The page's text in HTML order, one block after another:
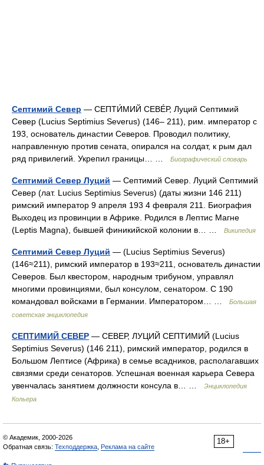
Септимий Север — СЕПТИ́МИЙ СЕВÉР, Луций Септимий
Север (Lucius Septimius Severus) (146– 211), рим. император с
193, основатель династии Северов. Проводил политику,
направленную против сената, опирался на солдат, к рым дал
ряд привилегий. Укрепил границы… …
Биографический словарь
Септимий Север Луций — Септимий Север. Луций Септимий
Север (лат. Lucius Septimius Severus) (даты жизни 146 211)
римский император 9 апреля 193 4 февраля 211. Биография
Выходец из провинции в Африке. Родился в Лептис Магне
(Leptis Magna), бывшей финикийской колонии в… …
Википедия
Септимий Север Луций — (Lucius Septimius Severus)
(146≈211), римский император в 193≈211, основатель династии
Северов. Был квестором, народным трибуном, управлял
многими провинциями, был консулом, сенатором. С 190
командовал войсками в Германии. Императором… …
Большая
советская энциклопедия
СЕПТИМИЙ СЕВЕР — СЕВЕР, ЛУЦИЙ СЕПТИМИЙ (Lucius
Septimius Severus) (146 211), римский император, родился в
Большом Лептисе (Африка) в семье всадников, располагавших
связями среди сенаторов. Успешная военная карьера Севера
увенчалась занятием должности консула в… …
Энциклопедия
Кольера
18+
© Академик, 2000-2026
Обратная связь: Техподдержка Реклама на сайте